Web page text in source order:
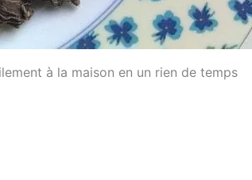
à la maison en un rien de temps